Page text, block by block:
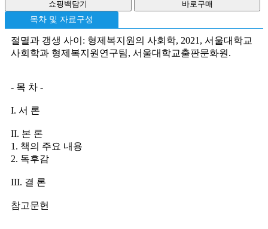
목차 및 자료구성
절멸과 갱생 사이: 형제복지원의 사회학, 2021, 서울대학교
사회학과 형제복지원연구팀, 서울대학교출판문화원.
- 목 차 -
I. 서 론
II. 본 론
1. 책의 주요 내용
2. 독후감
III. 결 론
참고문헌